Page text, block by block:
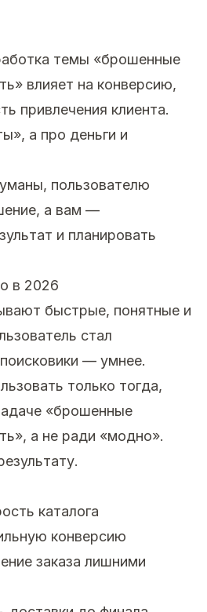
темы «брошенные
влияет на конверсию,
привлечения клиента.
а про деньги и
пользователю
а вам —
и планировать
в 2026
быстрые, понятные и
стал
— умнее.
только тогда,
«брошенные
а не ради «модно».
каталога
конверсию
заказа лишними